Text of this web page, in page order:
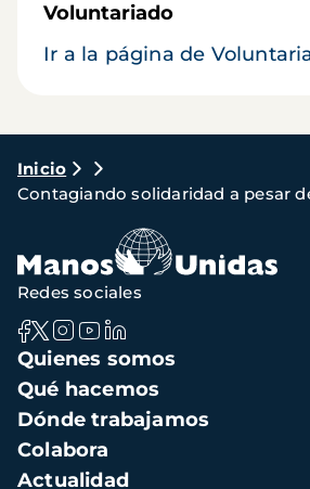
Voluntariado
Ir a la página de
Ruta
de
navegación
Inicio
Contagiando solidaridad a pesar
Navegación
principal
Quienes somos
Qué hacemos
Dónde trabajamos
Colabora
Actualidad
Redes sociales